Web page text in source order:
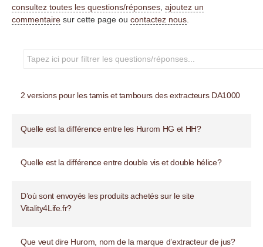
consultez toutes les questions/réponses ajoutez un
commentaire sur cette page ou contactez nous
2 versions pour les tamis et tambours des extracteurs DA1000
Quelle est la différence entre les Hurom HG et HH?
Quelle est la différence entre double vis et double hélice?
D’où sont envoyés les produits achetés sur le site
Vitality4Life.fr?
Que veut dire Hurom, nom de la marque d’extracteur de jus?